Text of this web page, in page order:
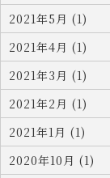
2021年5月 (1)
2021年4月 (1)
2021年3月 (1)
2021年2月 (1)
2021年1月 (1)
2020年10月 (1)